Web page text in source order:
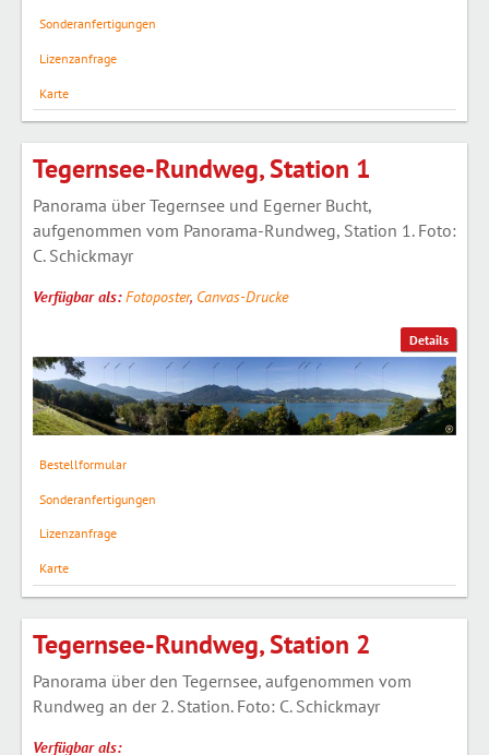
Sonderanfertigungen
Lizenzanfrage
Karte
Details
Tegernsee-Rundweg, Station 1
Panorama über Tegernsee und Egerner Bucht,
aufgenommen vom Panorama-Rundweg, Station 1. Foto:
C. Schickmayr
Verfügbar als:Fotoposter, Canvas-Drucke
Bestellformular
Sonderanfertigungen
Lizenzanfrage
Karte
Tegernsee-Rundweg, Station 2
Panorama über den Tegernsee, aufgenommen vom
Rundweg an der 2. Station. Foto: C. Schickmayr
Verfügbar als: